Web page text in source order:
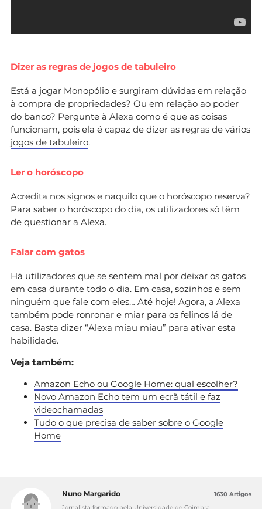
Dizer as regras de jogos de tabuleiro
Está a jogar Monopólio e surgiram dúvidas em relação
à compra de propriedades? Ou em relação ao poder
do banco? Pergunte à Alexa como é que as coisas
funcionam, pois ela é capaz de dizer as regras de vários
jogos de tabuleiro.
Ler o horóscopo
Acredita nos signos e naquilo que o horóscopo reserva?
Para saber o horóscopo do dia, os utilizadores só têm
de questionar a Alexa.
Falar com gatos
Há utilizadores que se sentem mal por deixar os gatos
em casa durante todo o dia. Em casa, sozinhos e sem
ninguém que fale com eles… Até hoje! Agora, a Alexa
também pode ronronar e miar para os felinos lá de
casa. Basta dizer “Alexa miau miau” para ativar esta
habilidade.
Veja também:
Amazon Echo ou Google Home: qual escolher?
Novo Amazon Echo tem um ecrã tátil e faz
videochamadas
Tudo o que precisa de saber sobre o Google
Home
Nuno Margarido
Jornalista formado pela Universidade de Coimbra,
1630 Artigos